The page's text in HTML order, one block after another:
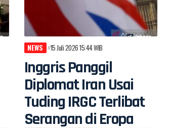
NEWS 15 Juli 2026 15:44 WIB
Inggris Panggil
Diplomat Iran Usai
Tuding IRGC Terlibat
Serangan di Eropa